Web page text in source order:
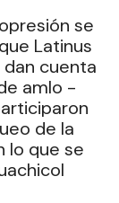
se
Latinus
cuenta
amlo -
de la
lo que se